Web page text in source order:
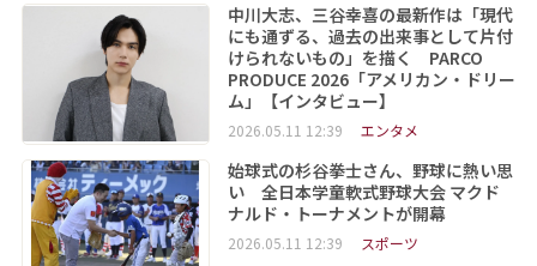
中川大志、三谷幸喜の最新作は「現代
にも通ずる、過去の出来事として片付
けられないもの」を描く PARCO
PRODUCE 2026「アメリカン・ドリー
ム」【インタビュー】
2026.05.11 12:39 エンタメ
始球式の杉谷拳士さん、野球に熱い思
い 全日本学童軟式野球大会 マクド
ナルド・トーナメントが開幕
2026.05.11 12:39 スポーツ